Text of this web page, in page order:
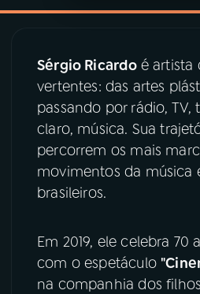
06VIDEOCASTS
07ÚLTIMAS
08 PRÊMIO RÁDIO MEC
ACOMPANHE A RÁDIO MEC
Instagram X
TikTok
Sérgio Ricardo é artista
vertentes: das artes
passando por rádio, TV,
claro, música. Sua
percorrem os mais
movimentos da música
brasileiros.
Em 2019, ele celebra 70
com o espetáculo
na companhia dos filhos